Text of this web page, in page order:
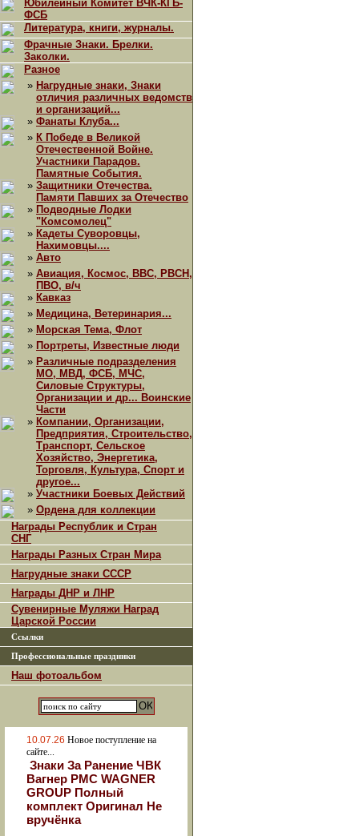
Юбилейный Комитет ВЧК-КГБ-
ФСБ
Литература, книги, журналы.
Фрачные Знаки. Брелки.
Заколки.
Разное
» Нагрудные знаки, Знаки
отличия различных ведомств
и организаций...
» Фанаты Клуба...
» К Победе в Великой
Отечественной Войне.
Участники Парадов.
Памятные События.
» Защитники Отечества.
Памяти Павших за Отечество
» Подводные Лодки
"Комсомолец"
» Кадеты Суворовцы,
Нахимовцы....
» Авто
» Авиация, Космос, ВВС, РВСН,
ПВО, в/ч
» Кавказ
» Медицина, Ветеринария...
» Морская Тема, Флот
» Портреты, Известные люди
» Различные подразделения
МО, МВД, ФСБ, МЧС,
Силовые Структуры,
Организации и др... Воинские
Части
» Компании, Организации,
Предприятия, Строительство,
Транспорт, Сельское
Хозяйство, Энергетика,
Торговля, Культура, Спорт и
другое...
» Участники Боевых Действий
» Ордена для коллекции
Награды Республик и Стран
СНГ
Награды Разных Стран Мира
Нагрудные знаки СССР
Награды ДНР и ЛНР
Сувенирные Муляжи Наград
Царской России
Ссылки
Профессиональные праздники
Наш фотоальбом
10.07.26 Новое поступление на
сайте...
Знаки За Ранение ЧВК
Вагнер РМС WAGNER
GROUP Полный
комплект Оригинал Не
вручёнка